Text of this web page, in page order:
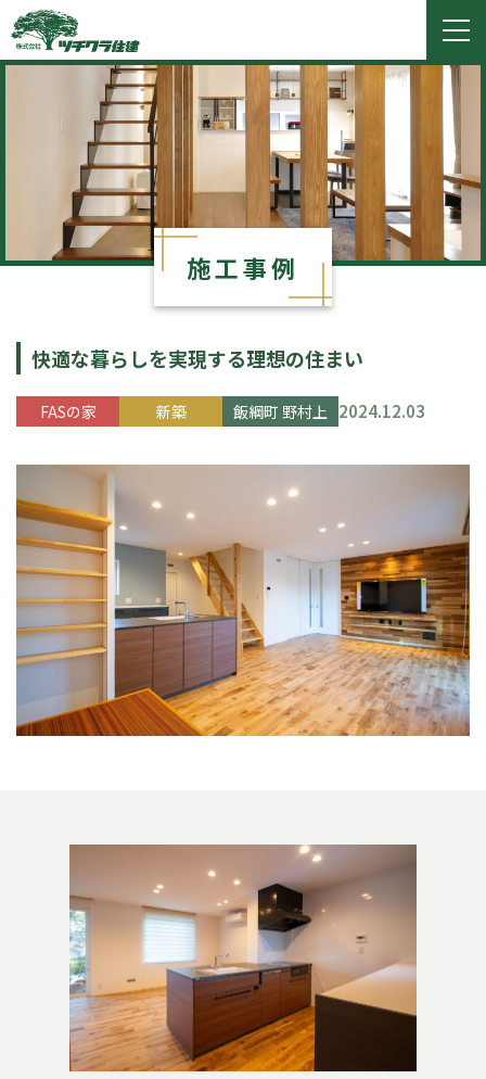
施工事例
快適な暮らしを実現する理想の住まい
FASの家 新築 飯綱町 野村上 2024.12.03